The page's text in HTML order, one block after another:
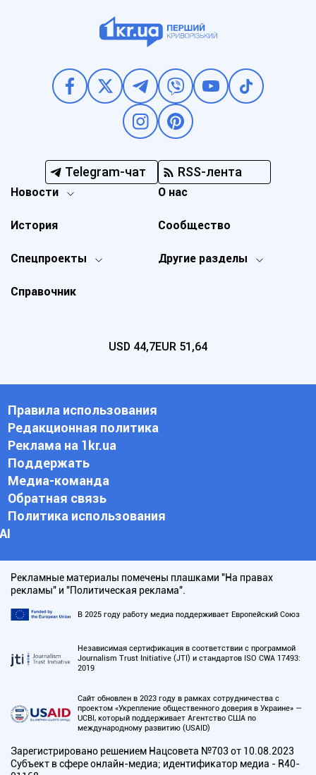
Telegram-чат RSS-лента
Новости
Спецпроекты Другие разделы
История
О нас
Справочник
Сообщество
USD 44,7EUR 51,64
Правила использования
Редакционная политика
Реклама на 1kr.ua
Поддержать
Медиа-команда
Обратная связь
Политика использования
АI
Рекламные материалы помечены плашками "На правах
рекламы" и "Политическая реклама".
В 2025 году работу медиа поддерживает Европейский Союз
Независимая сертификация в соответствии с программой
Journalism Trust Initiative (JTI) и стандартов ISO CWA 17493:
2019
Сайт обновлен в 2023 году в рамках сотрудничества с
проектом «Укрепление общественного доверия в Украине» —
UCBI, который поддерживает Агентство США по
международному развитию (USAID)
Зарегистрировано решением Нацсовета №703 от 10.08.2023
Субъект в сфере онлайн-медиа; идентификатор медиа - R40-